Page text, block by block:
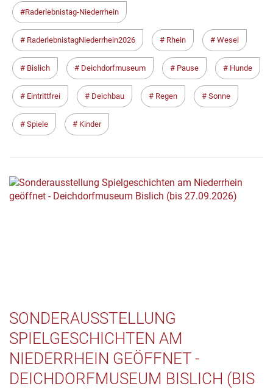
Raderlebnistag-Niederrhein
RaderlebnistagNiederrhein2026 Rhein Wesel
Bislich Deichdorfmuseum Pause Hunde
Eintrittfrei Deichbau Regen Sonne
Spiele Kinder
SONDERAUSSTELLUNG
SPIELGESCHICHTEN AM
NIEDERRHEIN GEÖFFNET -
DEICHDORFMUSEUM BISLICH (BIS